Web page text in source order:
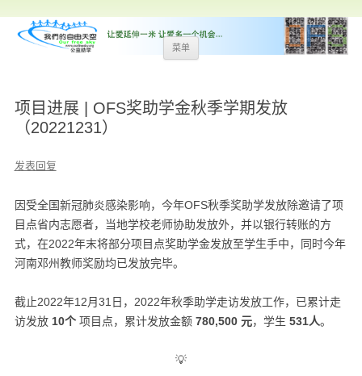
菜单
跳
至
项目进展 | OFS奖助学金秋季学期发放
（20221231）
发表回复
因受全国新冠肺炎感染影响，今年OFS秋季奖助学发放除邀请了项
目点省内志愿者，当地学校老师协助发放外，并以银行转账的方
式，在2022年末将部分项目点奖助学金发放至学生手中，同时今年
河南邓州教师奖励均已发放完毕。
截止2022年12月31日，2022年秋季助学走访发放工作，已累计走
访发放10个 项目点，累计发放金额 780,500 元，学生 531人。
💡